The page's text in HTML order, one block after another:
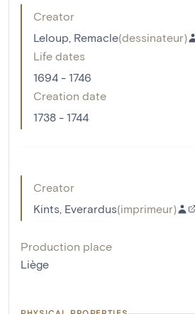
Creator
Leloup, Remacle(dessinateur)
Life dates
1694 - 1746
Creation date
1738 - 1744
Creator
Kints, Everardus(imprimeur)
Production place
Liège